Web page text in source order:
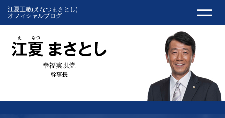
江夏正敏(えなつまさとし)
オフィシャルブログ